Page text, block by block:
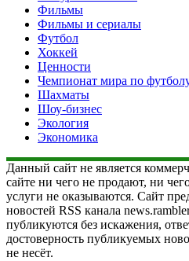
Фильмы
Фильмы и сериалы
Футбол
Хоккей
Ценности
Чемпионат мира по
Шахматы
Шоу-бизнес
Экология
Экономика
Данный сайт не является
сайте ни чего не продают, ни
услуги не оказываются. Сайт
новостей RSS канала
публикуются без искажения,
достоверность публикуемых
не несёт.